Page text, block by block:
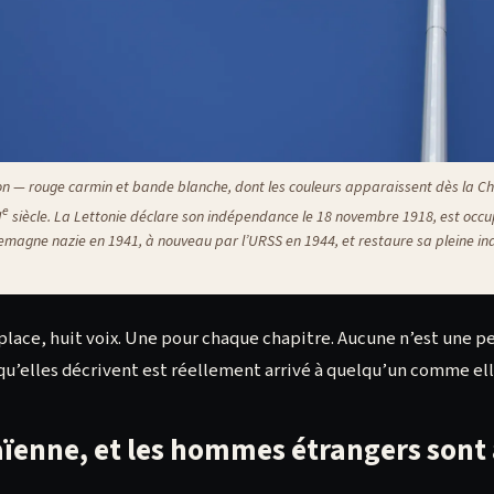
— rouge carmin et bande blanche, dont les couleurs apparaissent dès la
esiècle. La Lettonie déclare son indépendance le 18 novembre 1918, est
nazie en 1941, à nouveau par l’URSS en 1944, et restaure sa pleine
huit voix. Une pour chaque chapitre. Aucune n’est une
décrivent est réellement arrivé à quelqu’un comme
et les hommes étrangers